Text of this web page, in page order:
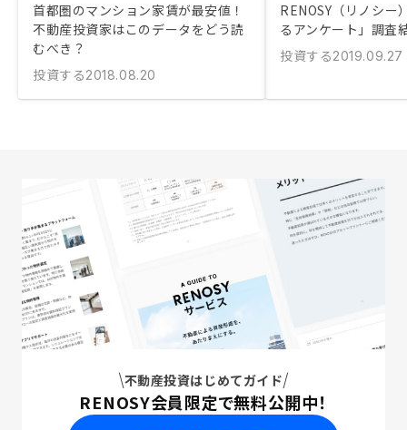
首都圏のマンション家賃が最安値！
不動産投資家はこのデータをどう読
むべき？
投資する2018.08.20
RENOSY（リノシー
るアンケート」調査
投資する2019.09.27
不動産投資はじめてガイド
RENOSY会員限定で無料公開中！